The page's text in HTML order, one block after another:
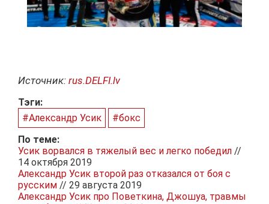
Источник: rus.DELFI.lv
Тэги:
#Александр Усик
#бокс
По теме:
Усик ворвался в тяжелый вес и легко победил //
14 октября 2019
Александр Усик второй раз отказался от боя с
русским // 29 августа 2019
Александр Усик про Поветкина, Джошуа, травмы